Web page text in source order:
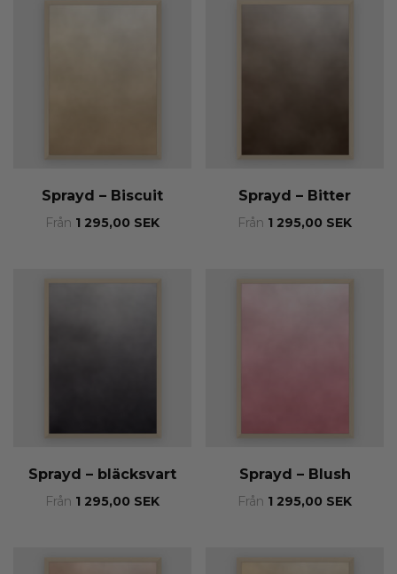
Sprayd – Biscuit
Från 1 295,00 SEK
Sprayd – Bitter
Från 1 295,00 SEK
Sprayd – bläcksvart
Från 1 295,00 SEK
Sprayd – Blush
Från 1 295,00 SEK